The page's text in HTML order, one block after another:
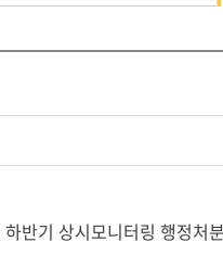
반기 상시모니터링 행정처